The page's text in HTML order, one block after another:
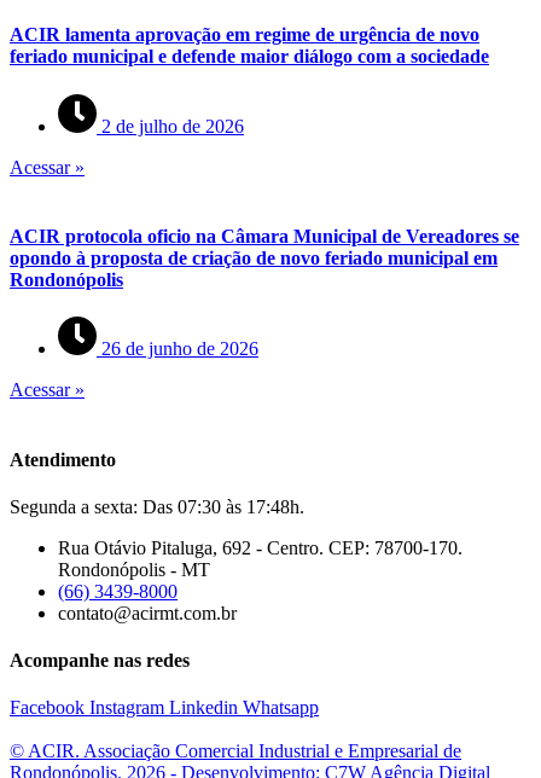
ACIR lamenta aprovação em regime de urgência de novo
feriado municipal e defende maior diálogo com a sociedade
2 de julho de 2026
Acessar »
ACIR protocola oficio na Câmara Municipal de Vereadores se
opondo à proposta de criação de novo feriado municipal em
Rondonópolis
26 de junho de 2026
Acessar »
Atendimento
Segunda a sexta: Das 07:30 às 17:48h.
Rua Otávio Pitaluga, 692 - Centro. CEP: 78700-170.
Rondonópolis - MT
(66) 3439-8000
contato@acirmt.com.br
Acompanhe nas redes
Facebook Instagram Linkedin Whatsapp
© ACIR. Associação Comercial Industrial e Empresarial de
Rondonópolis. 2026 - Desenvolvimento: C7W Agência Digital